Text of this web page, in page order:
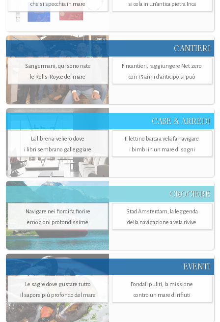
che si specchia in mare
si cela in un’antica pietra Inca
CANTIERI
Sangermani, qui sono nate
le Rolls-Royce del mare
Fincantieri, raggiungere Net zero
con 15 anni d'anticipo si può
CASE & ARREDI
La libreria-veliero dove
i libri sembrano galleggiare
Il lettino barca a vela fa navigare
i bimbi in un mare di sogni
CROCIERE
Navigare nei fiordi fa fiorire
emozioni profondissime
Stad Amsterdam, la leggenda
della navigazione a vela rivive
EVENTI
Le sagre dove gustare tutto
il sapore più profondo del mare
Fondali puliti, la missione
contro un mare di rifiuti